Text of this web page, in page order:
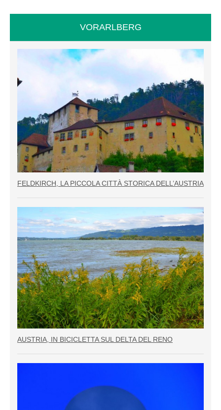
VORARLBERG
FELDKIRCH, LA PICCOLA CITTÀ STORICA DELL’AUSTRIA
AUSTRIA, IN BICICLETTA SUL DELTA DEL RENO